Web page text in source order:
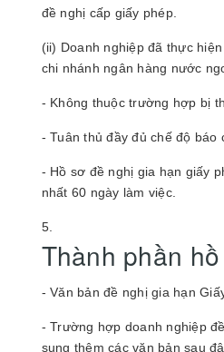
đề nghị cấp giấy phép.
(ii) Doanh nghiệp đã thực
chi nhánh ngân hàng nước
- Không thuộc trường hợp bị
- Tuân thủ đầy đủ chế độ báo
- Hồ sơ đề nghị gia hạn giấy
nhất 60 ngày làm việc.
Thành phần
- Văn bản đề nghị gia hạn
- Trường hợp doanh nghiệp
sung thêm các văn bản sau